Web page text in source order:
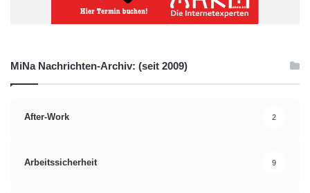
MiNa Nachrichten-Archiv: (seit 2009)
After-Work 2
Arbeitssicherheit 9